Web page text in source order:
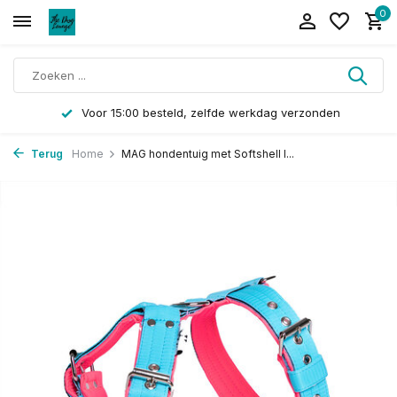
0
Voor 15:00 besteld, zelfde werkdag verzonden
Terug Home MAG hondentuig met Softshell l...